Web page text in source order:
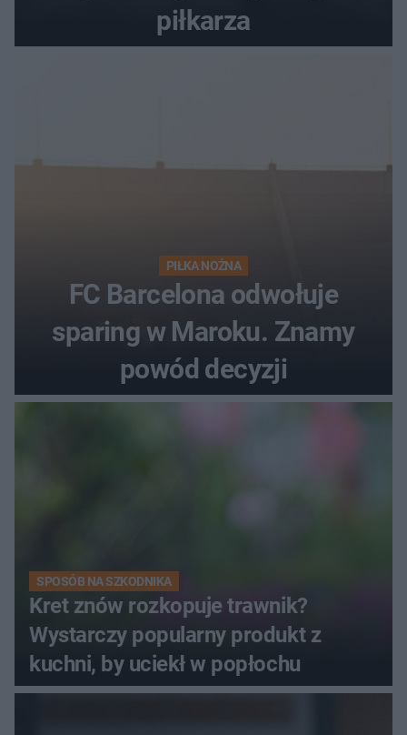
piłkarza
PIŁKA NOŻNA
FC Barcelona odwołuje
sparing w Maroku. Znamy
powód decyzji
SPOSÓB NA SZKODNIKA
Kret znów rozkopuje trawnik?
Wystarczy popularny produkt z
kuchni, by uciekł w popłochu